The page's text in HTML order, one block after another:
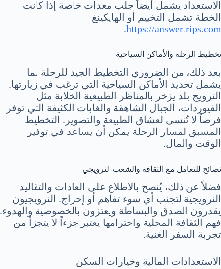
الاستعداد يشمل أيضاً جلب معدات خاصة إذا كانت
الخطة تشمل التخييم أو الهايكينغ
https://answertrips.com
.
تخطيط الرحلة والأماكن السياحية
بعد ذلك، من الضروري التخطيط الجيد للرحلة بما
يشمل تحديد الأماكن السياحية التي ترغب في زيارتها.
النرويج بلد يزخر بالمناظر الطبيعية الخلابة مثل
الفيوردات، الجبال الشاهقة والغابات الكثيفة التي توفر
فرصاً لا تُنسى لعشاق الطبيعة والتصوير. التخطيط
المسبق لمسار الرحلة يمكن أن يساعد في توفير
الوقت والمال.
نصائح للتعامل مع الثقافة والشعب النرويجي
فضلاً عن ذلك، يُنصح بالاطلاع على العادات والتقاليد
النرويجية لتجنب أي سوء تفاهم أو إحراج. النرويجيون
يقدرون الصدق والبساطة ويعتزون بالخصوصية والهدوء.
فهم الثقافة المحلية واحترامها يعتبر جزءاً لا يتجزأ من
تجربة السفر الغنية.
الاستعدادات المالية وخيارات السكن